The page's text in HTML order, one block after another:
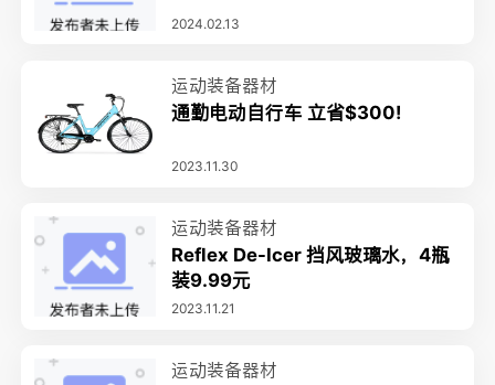
2024.02.13
运动装备器材
通勤电动自行车 立省$300!
2023.11.30
运动装备器材
Reflex De-Icer 挡风玻璃水，4瓶
装9.99元
2023.11.21
运动装备器材